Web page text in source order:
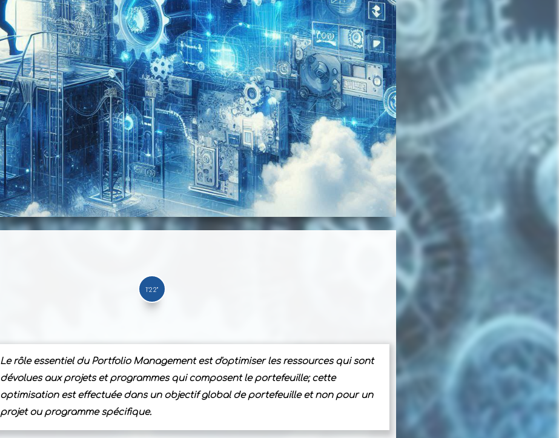
1'22"
Le rôle essentiel du Portfolio Management est d'optimiser les ressources qui sont
dévolues aux projets et programmes qui composent le portefeuille; cette
optimisation est effectuée dans un objectif global de portefeuille et non pour un
projet ou programme spécifique.